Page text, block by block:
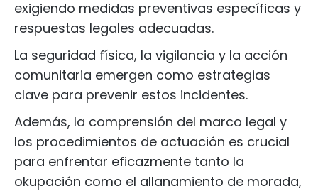
exigiendo medidas preventivas específicas y
respuestas legales adecuadas.
La seguridad física, la vigilancia y la acción
comunitaria emergen como estrategias
clave para prevenir estos incidentes.
Además, la comprensión del marco legal y
los procedimientos de actuación es crucial
para enfrentar eficazmente tanto la
okupación como el allanamiento de morada,